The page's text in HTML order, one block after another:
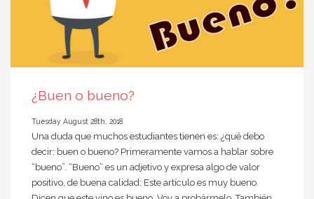
¿Buen o bueno?
Tuesday August 28th, 2018
Una duda que muchos estudiantes tienen es: ¿qué debo
decir: buen o bueno? Primeramente vamos a hablar sobre
“bueno”. “Bueno” es un adjetivo y expresa algo de valor
positivo, de buena calidad: Este artículo es muy bueno.